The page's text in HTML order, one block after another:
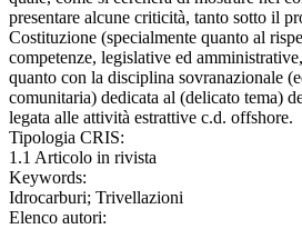
presentare alcune criticità, tanto sotto il
Costituzione (specialmente quanto al
competenze, legislative ed
quanto con la disciplina sovranazionale
comunitaria) dedicata al (delicato tema)
legata alle attività estrattive c.d. offshore.
Tipologia CRIS:
1.1 Articolo in rivista
Keywords:
Idrocarburi; Trivellazioni
Elenco autori: